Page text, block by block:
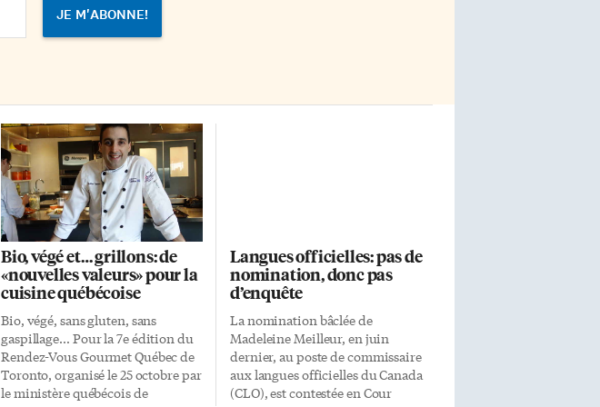
Bio, végé et… grillons: de
«nouvelles valeurs» pour la
cuisine québécoise
Bio, végé, sans gluten, sans
gaspillage… Pour la 7e édition du
Rendez-Vous Gourmet Québec de
Toronto, organisé le 25 octobre par
le ministère québécois de
Langues officielles: pas de
nomination, donc pas
d’enquête
La nomination bâclée de
Madeleine Meilleur, en juin
dernier, au poste de commissaire
aux langues officielles du Canada
(CLO), est contestée en Cour